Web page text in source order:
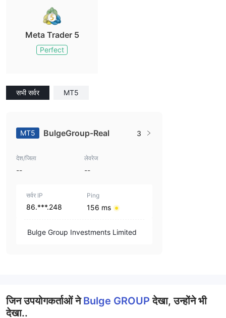
Meta Trader 5
Perfect
सभी सर्वर MT5
MT5 BulgeGroup-Real 3
देश/जिला
--
लेवरेज
--
सर्वर IP
86.***.248
Ping
156 ms
Bulge Group Investments Limited
जिन उपयोगकर्ताओं नेBulge GROUPदेखा, उन्होंने भी
देखा..